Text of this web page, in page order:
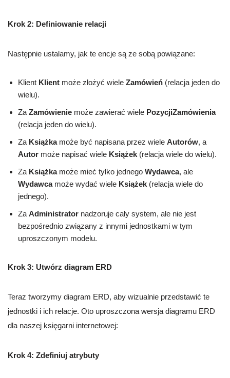
Krok 2: Definiowanie relacji
Następnie ustalamy, jak te encje są ze sobą powiązane:
Klient Klient może złożyć wiele Zamówień (relacja jeden do
wielu).
Za Zamówienie może zawierać wiele PozycjiZamówienia
(relacja jeden do wielu).
Za Książkamoże być napisana przez wiele Autorów, a
Autor może napisać wiele Książek (relacja wiele do wielu).
Za Książkamoże mieć tylko jednego Wydawca, ale
Wydawcamoże wydać wiele Książek (relacja wiele do
jednego).
Za Administrator nadzoruje cały system, ale nie jest
bezpośrednio związany z innymi jednostkami w tym
uproszczonym modelu.
Krok 3: Utwórz diagram ERD
Teraz tworzymy diagram ERD, aby wizualnie przedstawić te
jednostki i ich relacje. Oto uproszczona wersja diagramu ERD
dla naszej księgarni internetowej:
Krok 4: Zdefiniuj atrybuty